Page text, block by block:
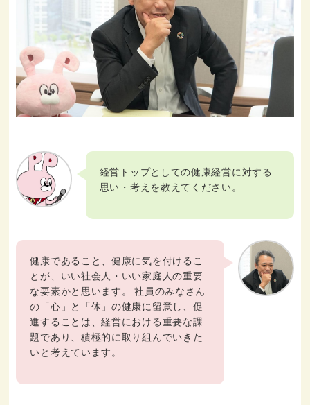
経営トップとしての健康経営に対する
思い・考えを教えてください。
健康であること、健康に気を付けるこ
とが、いい社会人・いい家庭人の重要
な要素かと思います。 社員のみなさん
の「心」と「体」の健康に留意し、促
進することは、経営における重要な課
題であり、積極的に取り組んでいきた
いと考えています。